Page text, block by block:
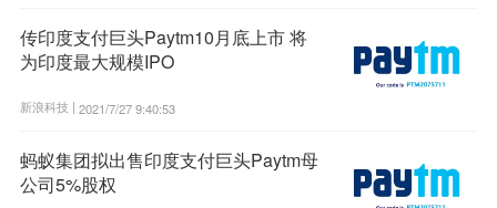
传印度支付巨头Paytm10月底上市 将
为印度最大规模IPO
新浪科技 | 2021/7/27 9:40:53
蚂蚁集团拟出售印度支付巨头Paytm母
公司5%股权